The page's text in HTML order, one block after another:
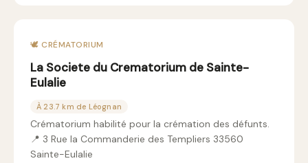
🕊️ CRÉMATORIUM
La Societe du Crematorium de Sainte-
Eulalie
À 23.7 km de Léognan
Crématorium habilité pour la crémation des défunts.
📍 3 Rue la Commanderie des Templiers 33560
Sainte-Eulalie